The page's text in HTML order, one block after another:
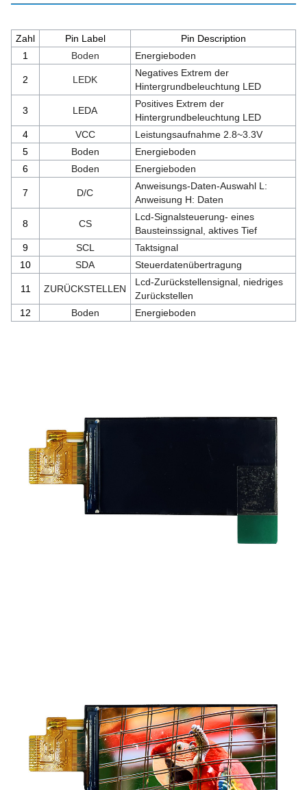
Zahl Pin Label
Pin Description
1
Boden Energieboden
2 LEDK
Negatives Extrem der
Hintergrundbeleuchtung LED
3 LEDA
Positives Extrem der
Hintergrundbeleuchtung LED
4
VCC
Leistungsaufnahme 2.8~3.3V
5
Boden
Energieboden
6
Boden Energieboden
7 D/C
Anweisungs-Daten-Auswahl L:
Anweisung H: Daten
8 CS
Lcd-Signalsteuerung- eines
Bausteinssignal, aktives Tief
9
SCL
Taktsignal
10
SDA Steuerdatenübertragung
11 ZURÜCKSTELLEN
Lcd-Zurückstellensignal, niedriges
Zurückstellen
12
Boden Energieboden